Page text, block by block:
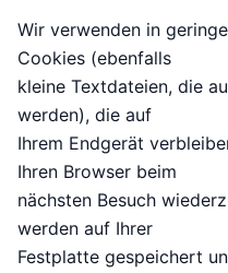
Wir verwenden in
Cookies (ebenfalls
kleine Textdateien, die
werden), die auf
Ihrem Endgerät
Ihren Browser beim
nächsten Besuch
werden auf Ihrer
Festplatte gespeichert